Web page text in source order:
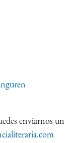
enviarnos un